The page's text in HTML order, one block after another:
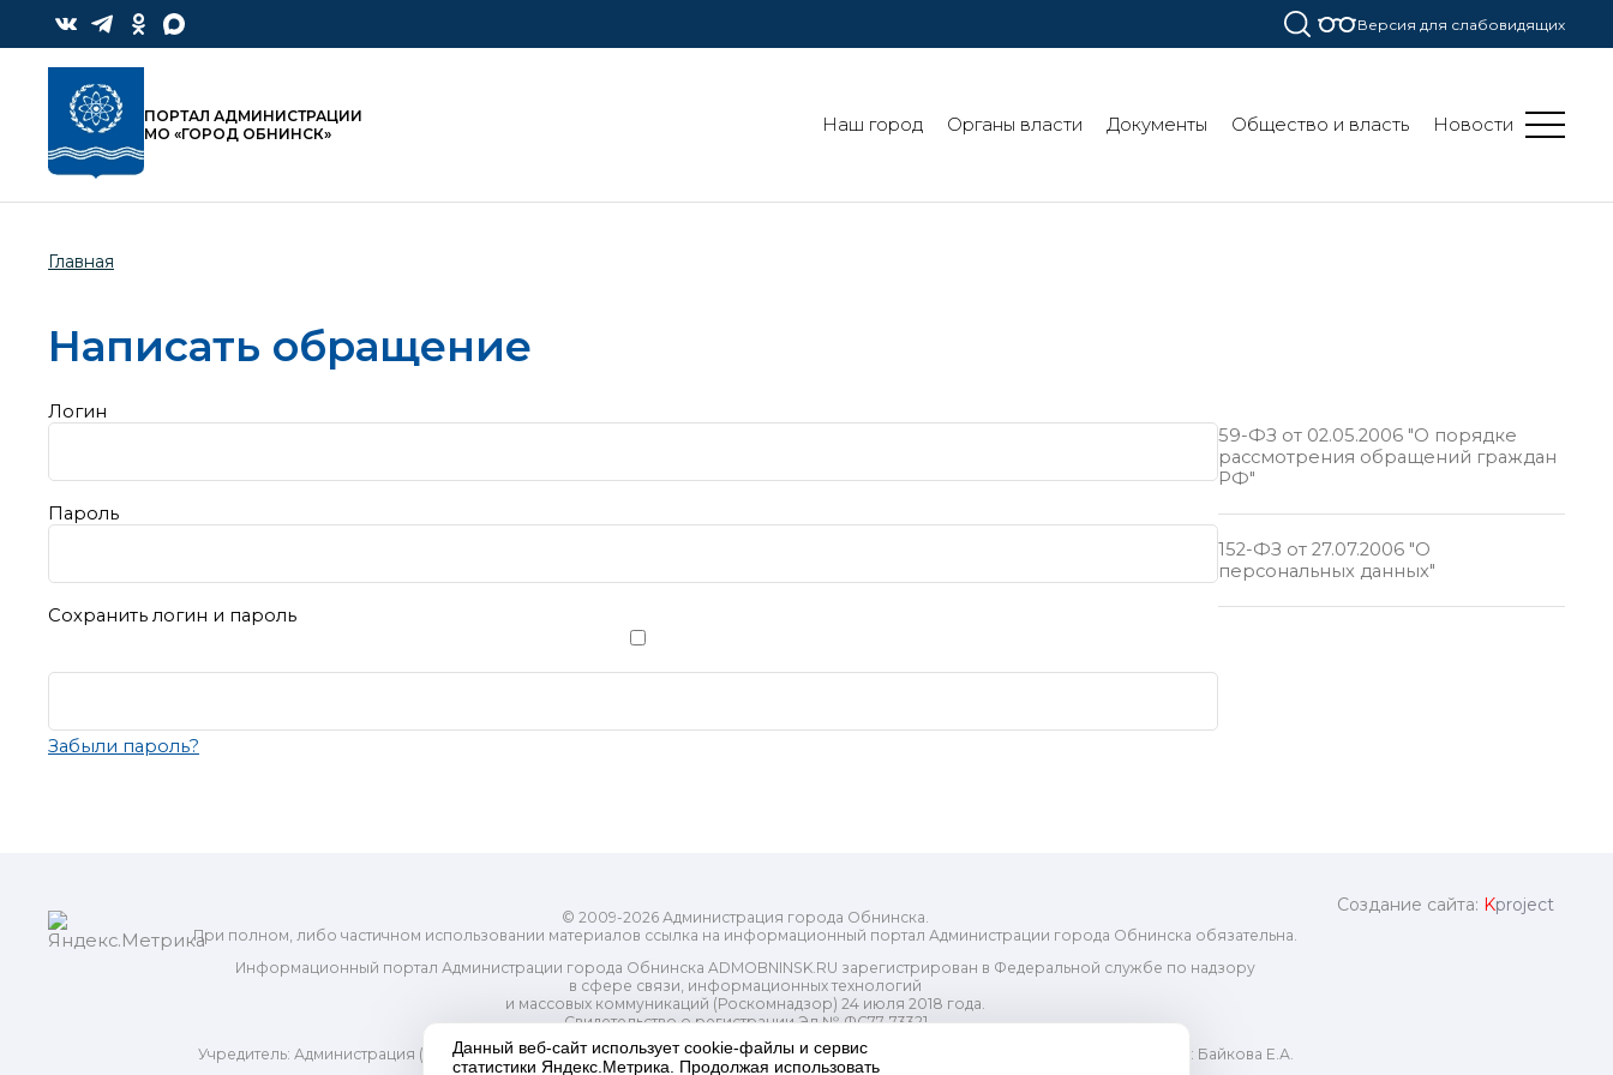
Версия для слабовидящих
ПОРТАЛ АДМИНИСТРАЦИИ
МО «ГОРОД ОБНИНСК»
Наш город Органы власти Документы Общество и власть Новости
Главная
Написать обращение
Логин
Пароль
Сохранить логин и пароль
Забыли пароль?
59-ФЗ от 02.05.2006 "О порядке
рассмотрения обращений граждан
РФ"
152-ФЗ от 27.07.2006 "О
персональных данных"
© 2009-2026 Администрация города Обнинска.
При полном, либо частичном использовании материалов ссылка на информационный портал Администрации города Обнинска обязательна.
Информационный портал Администрации города Обнинска ADMOBNINSK.RU зарегистрирован в Федеральной службе по надзору
в сфере связи, информационных технологий
и массовых коммуникаций (Роскомнадзор) 24 июля 2018 года.
Свидетельство о регистрации Эл № ФС77-73321
Учредитель: Администрация (исполнительно-распорядительный орган) городского округа "Город Обнинск". Главный редактор: Байкова Е.А.
Создание сайта: Kproject
Данный веб-сайт использует cookie-файлы и сервис
статистики Яндекс.Метрика. Продолжая использовать